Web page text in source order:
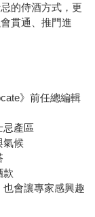
的侍酒方式，更
貫通、推門進
》前任總編輯
產區
氣候
款
會讓專家感興趣